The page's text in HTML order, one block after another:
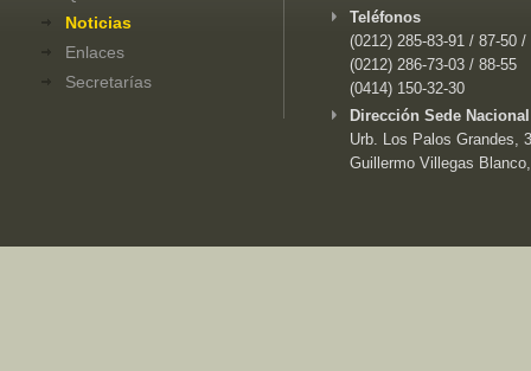
Noticias
Enlaces
Secretarías
Teléfonos
(0212) 285-83-91 / 87-50 /
(0212) 286-73-03 / 88-55
(0414) 150-32-30
Dirección Sede
Urb. Los Palos Grandes,
Guillermo Villegas